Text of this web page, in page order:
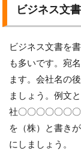
ビジネス文
ビジネス文書を
も多いです。宛
ます。会社名の
ましょう。例文
社〇〇〇〇〇〇
を（株）と書き
にしましょう。